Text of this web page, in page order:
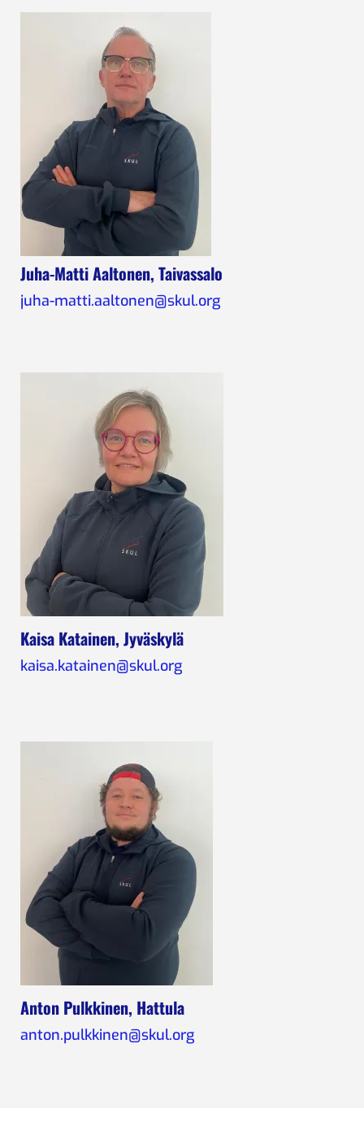
Juha-Matti Aaltonen, Taivassalo
juha-matti.aaltonen@skul.org
Kaisa Katainen, Jyväskylä
kaisa.katainen@skul.org
Anton Pulkkinen, Hattula
anton.pulkkinen@skul.org